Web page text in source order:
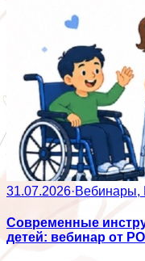
31.07.2026·Вебинары,
Современные
детей: вебинар от